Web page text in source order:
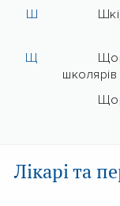
Ш
Щ
школярів
Лікарі та